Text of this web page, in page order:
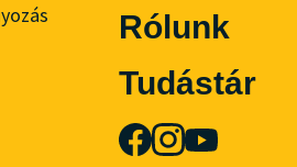
Rólunk
Tudástár